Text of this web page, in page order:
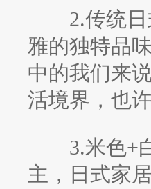
2.传统日
雅的独特品
中的我们来
活境界，也
3.米色+白
主，日式家